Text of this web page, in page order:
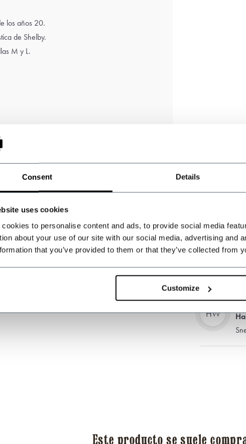
Consent Details
uses cookies
cookies to personalise content and ads, to provide social media
about your use of our site with our social media, advertising and
that you’ve provided to them or that they’ve collected from
Customize
los años 20.
de Shelby.
M y L.
PS
HW
Este producto se suele